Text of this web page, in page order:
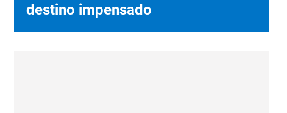
destino impensado